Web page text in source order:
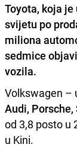
Toyota, koja je
svijetu po
miliona
sedmice
vozila.
Volkswagen –
Audi, Porsche,
od 3,8 posto u
u Kini.